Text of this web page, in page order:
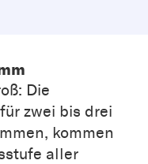
und
Die
zwei bis drei
kommen
aller